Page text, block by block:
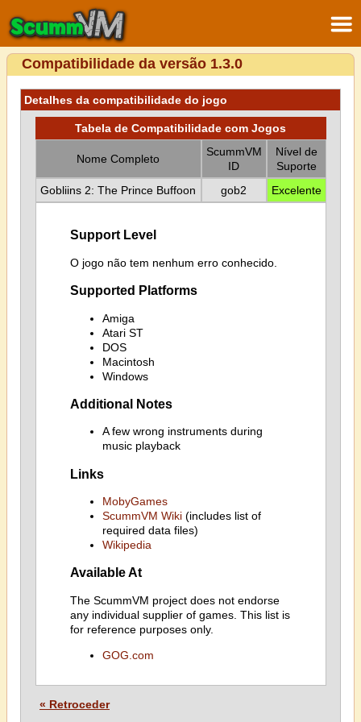
Compatibilidade da versão 1.3.0
Detalhes da compatibilidade do jogo
Tabela de Compatibilidade com Jogos
Nome Completo
ScummVM
ID
Nível de
Suporte
Gobliins 2: The Prince Buffoon
gob2 Excelente
Support Level
O jogo não tem nenhum erro conhecido.
Supported Platforms
Amiga
Atari ST
DOS
Macintosh
Windows
Additional Notes
A few wrong instruments during
music playback
Links
MobyGames
ScummVM Wiki(includes list of
required data files)
Wikipedia
Available At
The ScummVM project does not endorse
any individual supplier of games. This list is
for reference purposes only.
GOG.com
« Retroceder